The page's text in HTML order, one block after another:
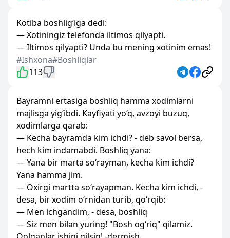
Kotiba boshlig‘iga dedi:
— Xotiningiz telefonda iltimos qilyapti.
— Iltimos qilyapti? Unda bu mening xotinim emas!
#Ishxona#Boshliqlar
113
Bayramni ertasiga boshliq hamma xodimlarni
majlisga yig‘ibdi. Kayfiyati yo‘q, avzoyi buzuq,
xodimlarga qarab:
— Kecha bayramda kim ichdi? - deb savol bersa,
hech kim indamabdi. Boshliq yana:
— Yana bir marta so‘rayman, kecha kim ichdi?
Yana hamma jim.
— Oxirgi martta so‘rayapman. Kecha kim ichdi, -
desa, bir xodim o‘rnidan turib, qo‘rqib:
— Men ichgandim, - desa, boshliq
— Siz men bilan yuring! "Bosh og‘riq" qilamiz.